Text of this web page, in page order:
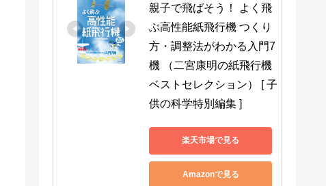
親子で飛ばそう！ よく飛
ぶ高性能紙飛行機 つくり
方・調整法がわかる入門7
機 （二宮康明の紙飛行機
ベストセレクション） [ 子
供の科学特別編集 ]
楽天市場で見る
Amazonで見る